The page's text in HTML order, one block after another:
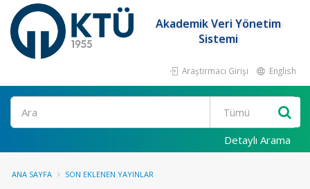
Akademik Veri Yönetim
Sistemi
Araştırmacı Girişi English
Ara
Detaylı Arama
ANA SAYFA SON EKLENEN YAYINLAR